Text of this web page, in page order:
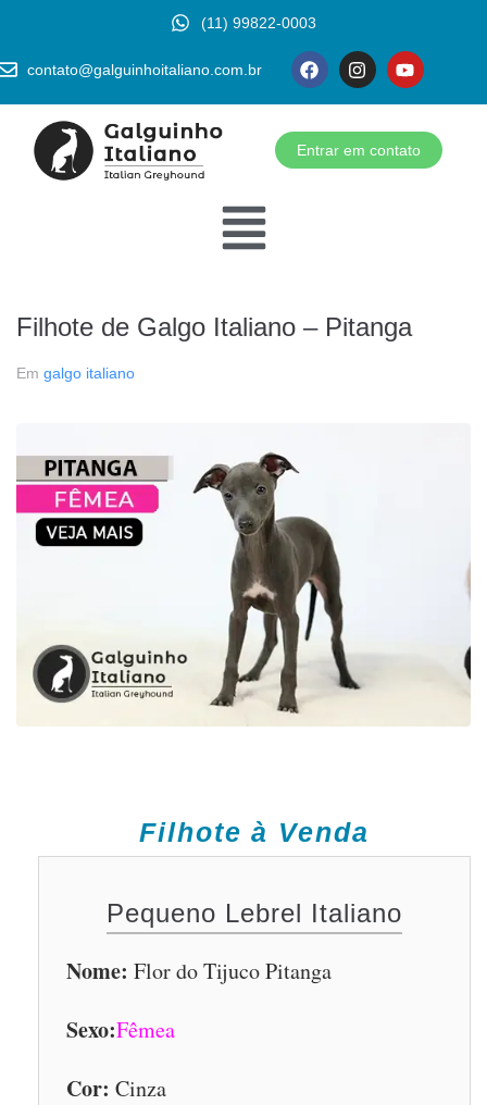
(11) 99822-0003
contato@galguinhoitaliano.com.br
Entrar em contato
Filhote de Galgo Italiano – Pitanga
Em galgo italiano
Filhote à Venda
Pequeno Lebrel Italiano
Nome: Flor do Tijuco Pitanga
Sexo:Fêmea
Cor: Cinza